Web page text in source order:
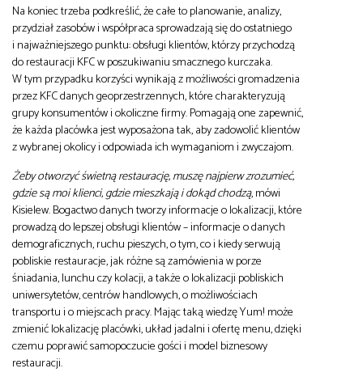
Na koniec trzeba podkreślić, że całe to planowanie, analizy,
przydział zasobów i współpraca sprowadzają się do ostatniego
i najważniejszego punktu: obsługi klientów, którzy przychodzą
do restauracji KFC w poszukiwaniu smacznego kurczaka.
W tym przypadku korzyści wynikają z możliwości gromadzenia
przez KFC danych geoprzestrzennych, które charakteryzują
grupy konsumentów i okoliczne firmy. Pomagają one zapewnić,
że każda placówka jest wyposażona tak, aby zadowolić klientów
z wybranej okolicy i odpowiada ich wymaganiom i zwyczajom.
Żeby otworzyć świetną restaurację, muszę najpierw zrozumieć,
gdzie są moi klienci, gdzie mieszkają i dokąd chodzą, mówi
Kisielew. Bogactwo danych tworzy informacje o lokalizacji, które
prowadzą do lepszej obsługi klientów – informacje o danych
demograficznych, ruchu pieszych, o tym, co i kiedy serwują
pobliskie restauracje, jak różne są zamówienia w porze
śniadania, lunchu czy kolacji, a także o lokalizacji pobliskich
uniwersytetów, centrów handlowych, o możliwościach
transportu i o miejscach pracy. Mając taką wiedzę Yum! może
zmienić lokalizację placówki, układ jadalni i ofertę menu, dzięki
czemu poprawić samopoczucie gości i model biznesowy
restauracji.